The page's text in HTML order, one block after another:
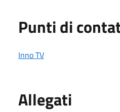
Punti di
Inno TV
Allegati